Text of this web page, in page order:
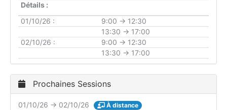
Détails :
01/10/26 :
9:00 → 12:30
13:30 → 17:00
02/10/26 :
9:00 → 12:30
13:30 → 17:00
Prochaines Sessions
01/10/26 → 02/10/26 À distance